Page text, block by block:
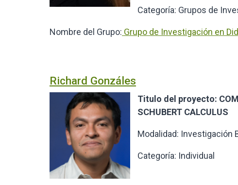
Categoría: Grupos de
Nombre del Grupo: Grupo de Investigación en
Richard Gonzáles
Titulo del proyecto:
SCHUBERT CALCULUS
Modalidad: Investigación
Categoría: Individual